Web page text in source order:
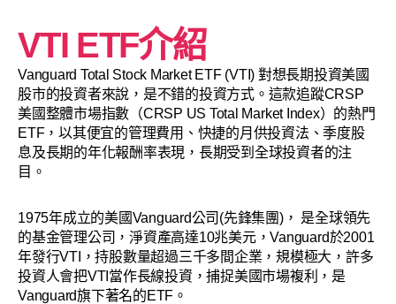
VTI ETF介紹
Vanguard Total Stock Market ETF (VTI) 對想長期投資美國
股市的投資者來說，是不錯的投資方式。這款追蹤CRSP
美國整體市場指數（CRSP US Total Market Index）的熱門
ETF，以其便宜的管理費用、快捷的月供投資法、季度股
息及長期的年化報酬率表現，長期受到全球投資者的注
目。
1975年成立的美國Vanguard公司(先鋒集團)， 是全球領先
的基金管理公司，淨資產高達10兆美元，Vanguard於2001
年發行VTI，持股數量超過三千多間企業，規模極大，許多
投資人會把VTI當作長線投資，捕捉美國市場複利，是
Vanguard旗下著名的ETF。